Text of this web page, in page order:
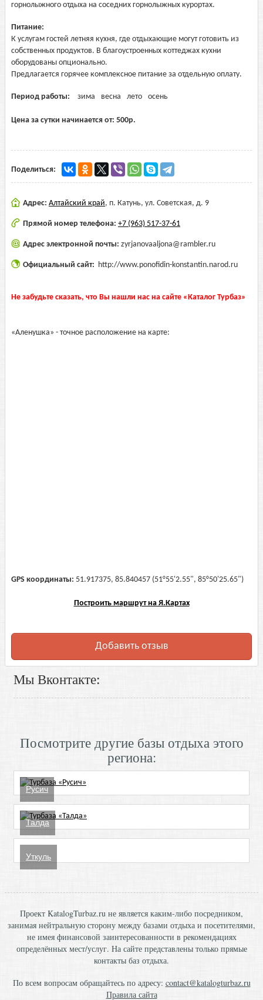
горнолыжного отдыха на соседних горнолыжных курортах.
Питание:
К услугам гостей летняя кухня, где отдыхающие могут готовить из
собственных продуктов. В благоустроенных коттеджах кухни
оборудованы опционально.
Предлагается горячее комплексное питание за отдельную оплату.
Период работы: зима весна лето осень
Цена за сутки начинается от: 500р.
Поделиться:
Адрес: Алтайский край, п. Катунь, ул. Советская, д. 9
Прямой номер телефона: +7 (963) 517-37-61
Адрес электронной почты: zyrjanovaaljona@rambler.ru
Официальный сайт: http://www.ponofidin-konstantin.narod.ru
Не забудьте сказать, что Вы нашли нас на сайте «Каталог Турбаз»
«Аленушка» - точное расположение на карте:
GPS координаты: 51.917375, 85.840457 (51°55'2.55", 85°50'25.65")
Построить маршрут на Я.Картах
Добавить отзыв
Мы Вконтакте:
Посмотрите другие базы отдыха этого
региона:
Русич
Талда
Уткуль
Проект KatalogTurbaz.ru не является каким-либо посредником,
занимая нейтральную сторону между базами отдыха и посетителями,
не имея финансовой заинтересованности в рекомендациях
определённых мест/услуг. На сайте представлены только прямые
контакты баз отдыха.
По всем вопросам обращайтесь по адресу: contact@katalogturbaz.ru
Правила сайта